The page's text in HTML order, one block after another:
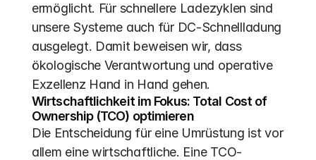
ermöglicht. Für schnellere Ladezyklen sind
unsere Systeme auch für DC-Schnellladung
ausgelegt. Damit beweisen wir, dass
ökologische Verantwortung und operative
Exzellenz Hand in Hand gehen.
Wirtschaftlichkeit im Fokus: Total Cost of
Ownership (TCO) optimieren
Die Entscheidung für eine Umrüstung ist vor
allem eine wirtschaftliche. Eine TCO-